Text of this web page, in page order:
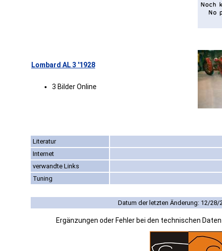
Lombard AL 3 '1928
3 Bilder Online
Literatur
Internet
verwandte Links
Tuning
Datum der letzten Änderung: 12/28/
Ergänzungen oder Fehler bei den technischen